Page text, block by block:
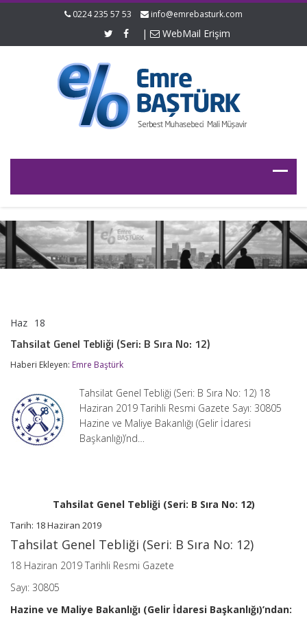
0224 235 57 53 info@emrebasturk.com
| WebMail Erişim
Haz 18
Tebliği
B
12)
için
Tahsilat Genel Tebliği (Seri: B Sıra No: 12)
Haberi Ekleyen: Emre Baştürk
Tahsilat Genel Tebliği (Seri: B Sıra No: 12) 18
Haziran 2019 Tarihli Resmi Gazete Sayı: 30805
Hazine ve Maliye Bakanlığı (Gelir İdaresi
Başkanlığı)’nd…
Tahsilat Genel Tebliği (Seri: B Sıra No: 12)
Tarih: 18 Haziran 2019
Tahsilat Genel Tebliği (Seri: B Sıra No: 12)
18 Haziran 2019 Tarihli Resmi Gazete
Sayı: 30805
Hazine ve Maliye Bakanlığı (Gelir İdaresi Başkanlığı)’ndan: